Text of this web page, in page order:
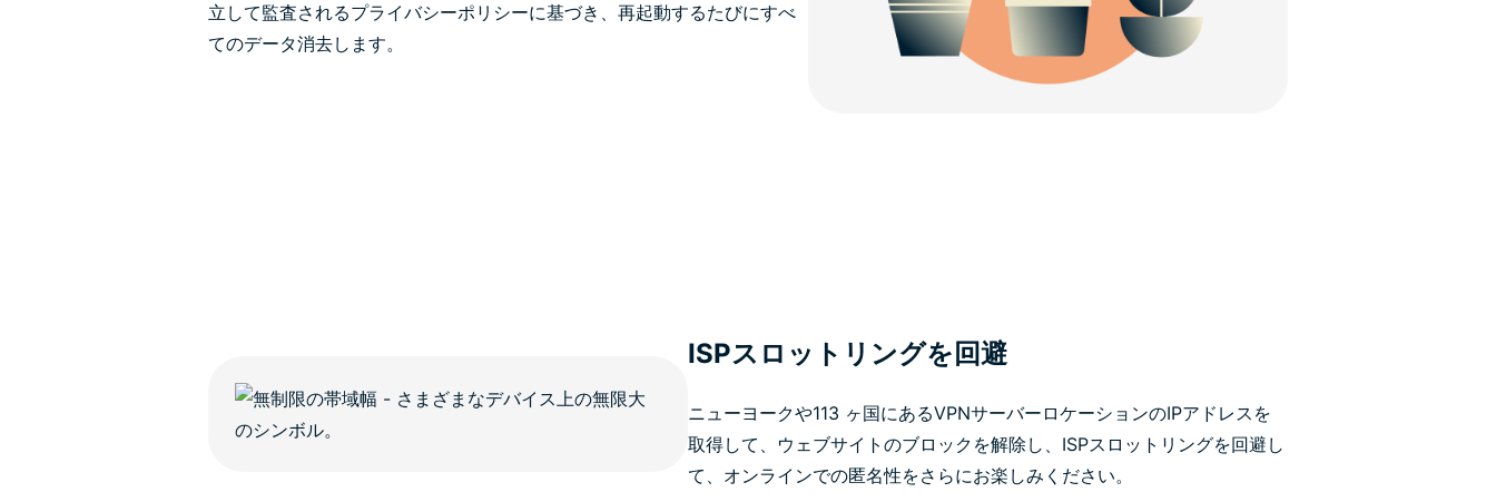
立して監査されるプライバシーポリシーに基づき、再起動するたびにすべ
てのデータ消去します。
ISPスロットリングを回避
ニューヨークや113 ヶ国にあるVPNサーバーロケーションのIPアドレスを
取得して、ウェブサイトのブロックを解除し、ISPスロットリングを回避し
て、オンラインでの匿名性をさらにお楽しみください。